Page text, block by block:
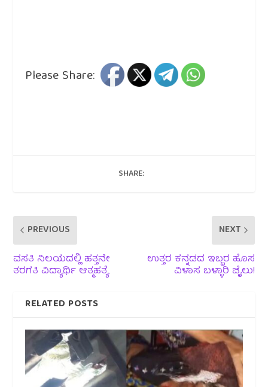
Please Share:
SHARE:
PREVIOUS
ವಸತಿ ನಿಲಯದಲ್ಲಿ ಹತ್ತನೇ
ತರಗತಿ ವಿದ್ಯಾರ್ಥಿ ಆತ್ಮಹತ್ಯೆ
NEXT
ಉತ್ತರ ಕನ್ನಡದ ಇಬ್ಬರ ಹೊಸ
ವಿಳಾಸ ಬಳ್ಳಾರಿ ಜೈಲು!
RELATED POSTS